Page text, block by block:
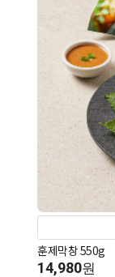
훈제막창 550g
14,980원